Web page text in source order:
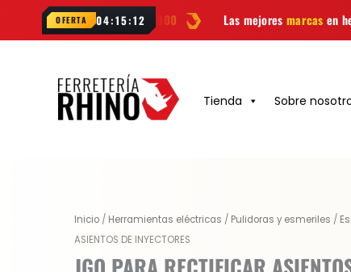
OFERTA 04:15:11
$99.900 Las mejoresmarcas en herramientas
Tienda Sobre
Inicio / Herramientas eléctricas / Pulidoras y esmeriles /
ASIENTOS DE INYECTORES